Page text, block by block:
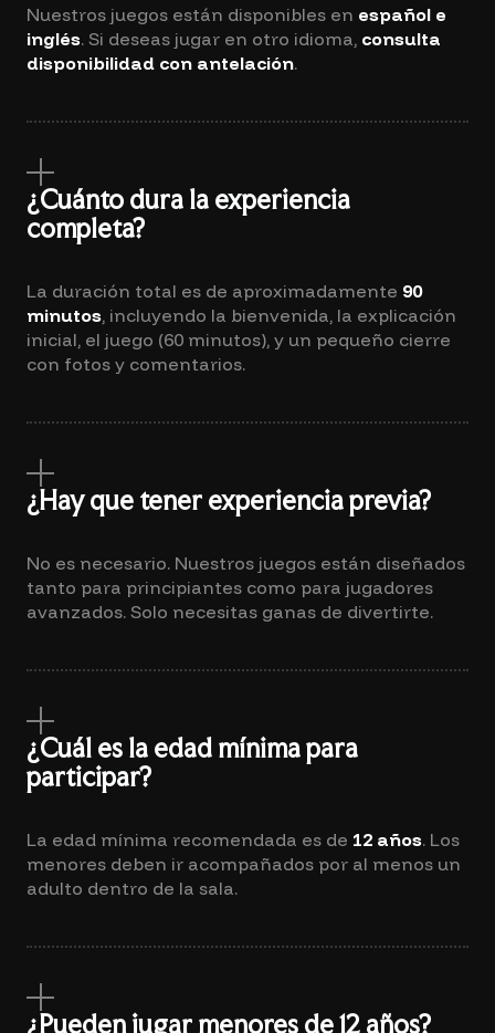
Nuestros juegos están disponibles en español e
inglés. Si deseas jugar en otro idioma, consulta
disponibilidad con antelación.
¿Cuánto dura la experiencia
completa?
La duración total es de aproximadamente 90
minutos, incluyendo la bienvenida, la explicación
inicial, el juego (60 minutos), y un pequeño cierre
con fotos y comentarios.
¿Hay que tener experiencia previa?
No es necesario. Nuestros juegos están diseñados
tanto para principiantes como para jugadores
avanzados. Solo necesitas ganas de divertirte.
¿Cuál es la edad mínima para
participar?
La edad mínima recomendada es de 12 años. Los
menores deben ir acompañados por al menos un
adulto dentro de la sala.
¿Pueden jugar menores de 12 años?